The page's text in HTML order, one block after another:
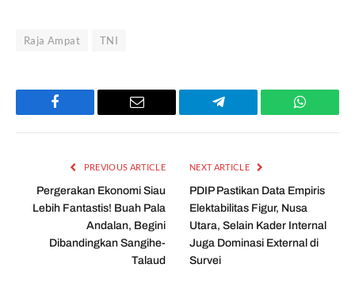
Raja Ampat TNI
Facebook Email Telegram
PREVIOUS ARTICLE
Pergerakan Ekonomi Siau
Lebih Fantastis! Buah Pala
Andalan, Begini
Dibandingkan Sangihe-
Talaud
NEXT ARTICLE
PDIP Pastikan Data Empiris
Elektabilitas Figur, Nusa
Utara, Selain Kader Internal
Juga Dominasi External di
Survei